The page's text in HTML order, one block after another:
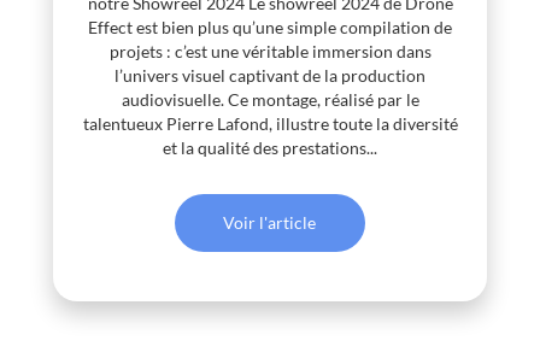
Effect est bien plus qu’une simple compilation de
projets : c’est une véritable immersion dans
l’univers visuel captivant de la production
audiovisuelle. Ce montage, réalisé par le
talentueux Pierre Lafond, illustre toute la diversité
et la qualité des prestations...
Voir l'article